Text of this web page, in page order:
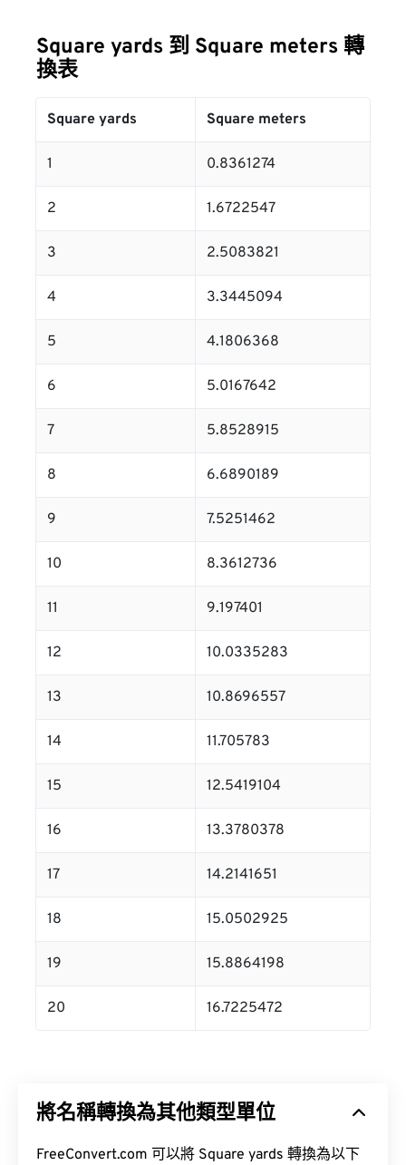
Square yards 到 Square meters 轉
換表
Square yards Square meters
1 0.8361274
2 1.6722547
3 2.5083821
4 3.3445094
5 4.1806368
6 5.0167642
7 5.8528915
8 6.6890189
9 7.5251462
10 8.3612736
11 9.197401
12 10.0335283
13 10.8696557
14 11.705783
15 12.5419104
16 13.3780378
17 14.2141651
18 15.0502925
19 15.8864198
20 16.7225472
將名稱轉換為其他類型單位
FreeConvert.com 可以將 Square yards 轉換為以下